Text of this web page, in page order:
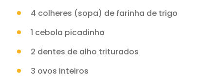
4 colheres (sopa) de farinha de trigo
1 cebola picadinha
2 dentes de alho triturados
3 ovos inteiros